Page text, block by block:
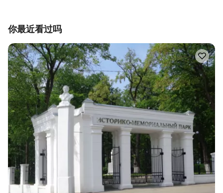
你最近看过吗